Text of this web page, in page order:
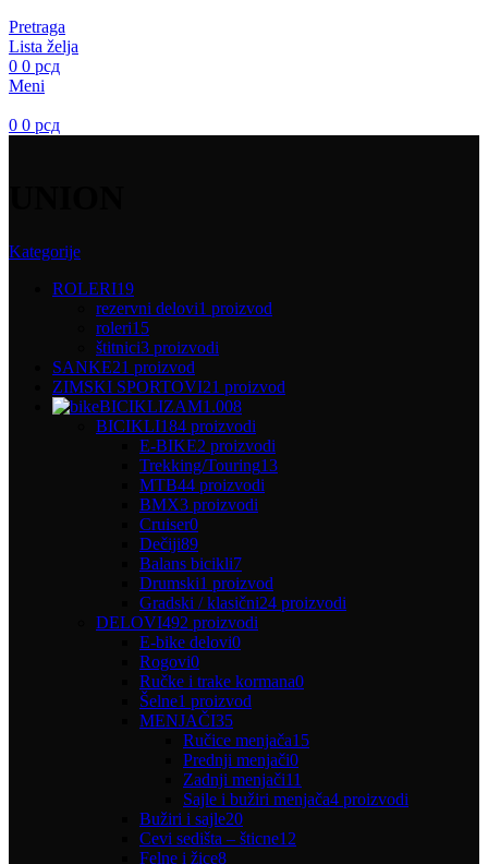
Pretraga
Lista želja
0 0 рсд
Meni
0 0 рсд
Kategorije
ROLERI19
rezervni delovi1 proizvod
roleri15
štitnici3 proizvodi
SANKE21 proizvod
ZIMSKI SPORTOVI21 proizvod
BICIKLIZAM1.008
BICIKLI184 proizvodi
E-BIKE2 proizvodi
Trekking/Touring13
MTB44 proizvodi
BMX3 proizvodi
Cruiser0
Dečiji89
Balans bicikli7
Drumski1 proizvod
Gradski / klasični24 proizvodi
DELOVI492 proizvodi
E-bike delovi0
Rogovi0
Ručke i trake kormana0
Šelne1 proizvod
MENJAČI35
Ručice menjača15
Prednji menjači0
Zadnji menjači11
Sajle i bužiri menjača4 proizvodi
Bužiri i sajle20
Cevi sedišta – šticne12
Felne i žice8